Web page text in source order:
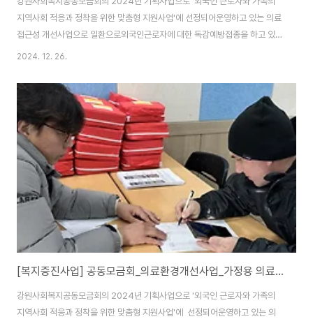
지역사회 적응과 정착을 위한 맞춤형 지원사업'에 선정되어운영하고 있는 의료
접근성 개선사업으로 일환으로외국인근로자에 대한 독감예방접종을 하고 있
습니다. 모든 외국인근로자를 지원할 수는 없는지라 우선순위를 두었습니
부감이 강했습니다.종교적인 이유는 아닌 것 같고,남자가 감기 정도같고... 인
것 같습니다.주사가 너무 무서워요. 도 있는 것 같습니다. 주로 여성근로자들이
많이 신청합니다. 그래도 신청율이 저조하여 건강보험과 무관하게 외국인근로
자면 누구나로 하여센터에서 한국어를 배우고 있는 외국인근로자도 포함시켰
습니다.어... 또 대부분 여성근로자들만 신청합니다. ..
2024. 12. 26.
[복지증진사업] 공동모금회_의료환경개선사업_가정용 의료구급낭 배포
강원사회복지공동모금회의 2024년 기획사업으로 '외국인 근로자와 가족의
지역사회 적응과 정착을 위한 맞춤형 지원사업'에 선정되어운영하고 있는 의